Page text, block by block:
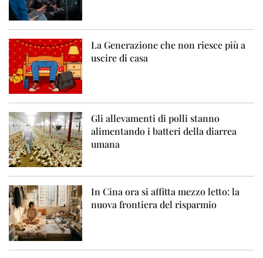
La Generazione che non riesce più a
uscire di casa
Gli allevamenti di polli stanno
alimentando i batteri della diarrea
umana
In Cina ora si affitta mezzo letto: la
nuova frontiera del risparmio